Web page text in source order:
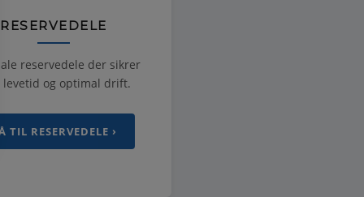
RESERVEDELE
reservedele der sikrer
levetid og optimal drift.
TIL RESERVEDELE ›